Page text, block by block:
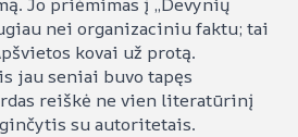
nei organizaciniu faktu; tai
kovai už protą.
jau seniai buvo tapęs
reiškė ne vien literatūrinį
su autoritetais.